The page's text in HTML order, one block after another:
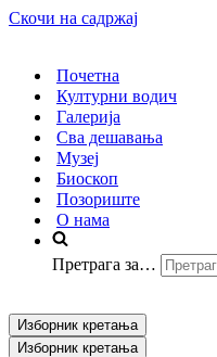
Скочи на садржај
Почетна
Културни водич
Галерија
Сва дешавања
Музеј
Биоскоп
Позориште
О нама
Претрага за…
Изборник кретања
Изборник кретања